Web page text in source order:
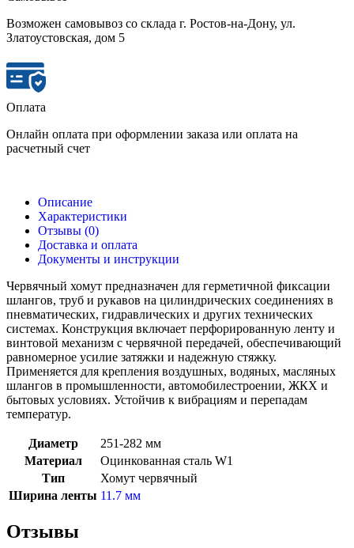
Возможен самовывоз со склада г. Ростов-на-Дону, ул.
Златоустовская, дом 5
Оплата
Онлайн оплата при оформлении заказа или оплата на
расчетный счет
Описание
Характеристики
Отзывы (0)
Доставка и оплата
Документы и инструкции
Червячный хомут предназначен для герметичной фиксации
шлангов, труб и рукавов на цилиндрических соединениях в
пневматических, гидравлических и других технических
системах. Конструкция включает перфорированную ленту и
винтовой механизм с червячной передачей, обеспечивающий
равномерное усилие затяжки и надежную стяжку.
Применяется для крепления воздушных, водяных, масляных
шлангов в промышленности, автомобилестроении, ЖКХ и
бытовых условиях. Устойчив к вибрациям и перепадам
температур.
Диаметр
251-282 мм
Материал
Оцинкованная сталь W1
Тип
Хомут червячный
Ширина ленты 11.7 мм
Отзывы